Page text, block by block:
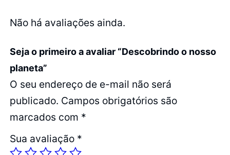
Não há avaliações ainda.
Seja o primeiro a avaliar “Descobrindo o nosso
planeta”
O seu endereço de e-mail não será
publicado. Campos obrigatórios são
marcados com *
Sua avaliação *